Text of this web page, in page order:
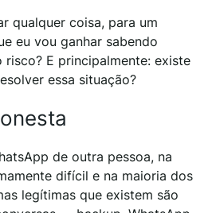
qualquer coisa, para um
eu vou ganhar sabendo
risco? E principalmente: existe
essa situação?
de outra pessoa, na
difícil e na maioria dos
legítimas que existem são